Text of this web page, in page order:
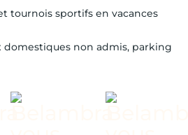
tournois sportifs en vacances
domestiques non admis, parking